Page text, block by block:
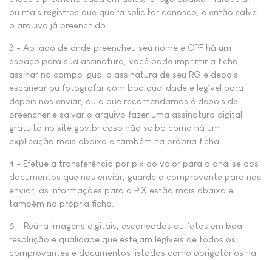
ou mais registros que queira solicitar conosco, e então salve
o arquivo já preenchido.
3 - Ao lado de onde preencheu seu nome e CPF há um
espaço para sua assinatura, você pode imprimir a ficha,
assinar no campo igual a assinatura de seu RG e depois
escanear ou fotografar com boa qualidade e legível para
depois nos enviar, ou o que recomendamos é depois de
preencher e salvar o arquivo fazer uma assinatura digital
gratuita no site gov.br caso não saiba como há um
explicação mais abaixo e também na própria ficha.
4 - Efetue a transferência por pix do valor para a análise dos
documentos que nos enviar, guarde o comprovante para nos
enviar, as informações para o PIX estão mais abaixo e
também na própria ficha.
5 - Reúna imagens digitais, escaneadas ou fotos em boa
resolução e qualidade que estejam legíveis de todos os
comprovantes e documentos listados como obrigatórios na